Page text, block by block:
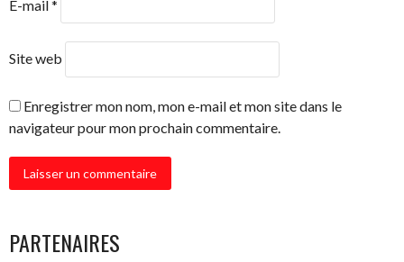
E-mail*
Site web
Enregistrer mon nom, mon e-mail et mon site dans le
navigateur pour mon prochain commentaire.
PARTENAIRES